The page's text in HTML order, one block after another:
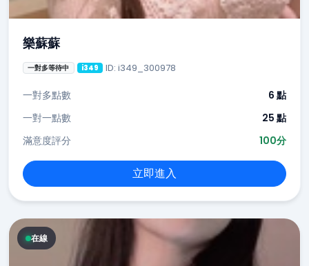
樂蘇蘇
一對多等待中 i349 ID: i349_300978
一對多點數
6 點
一對一點數
25 點
滿意度評分
100分
立即進入
在線